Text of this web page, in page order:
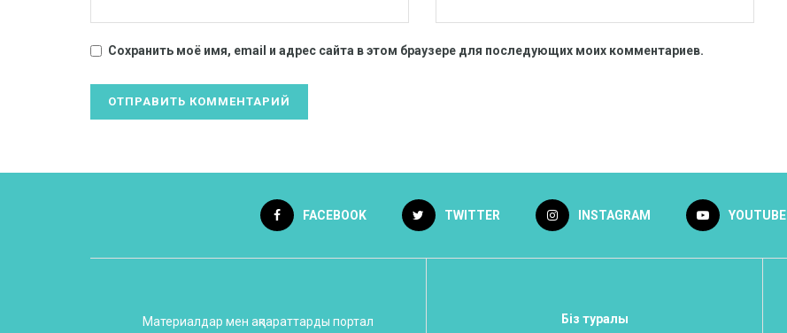
Сохранить моё имя, email и адрес сайта в этом браузере для последующих моих комментариев.
FACEBOOK TWITTER INSTAGRAM YOUTUBE
Материалдар мен ақпараттарды портал
Біз туралы